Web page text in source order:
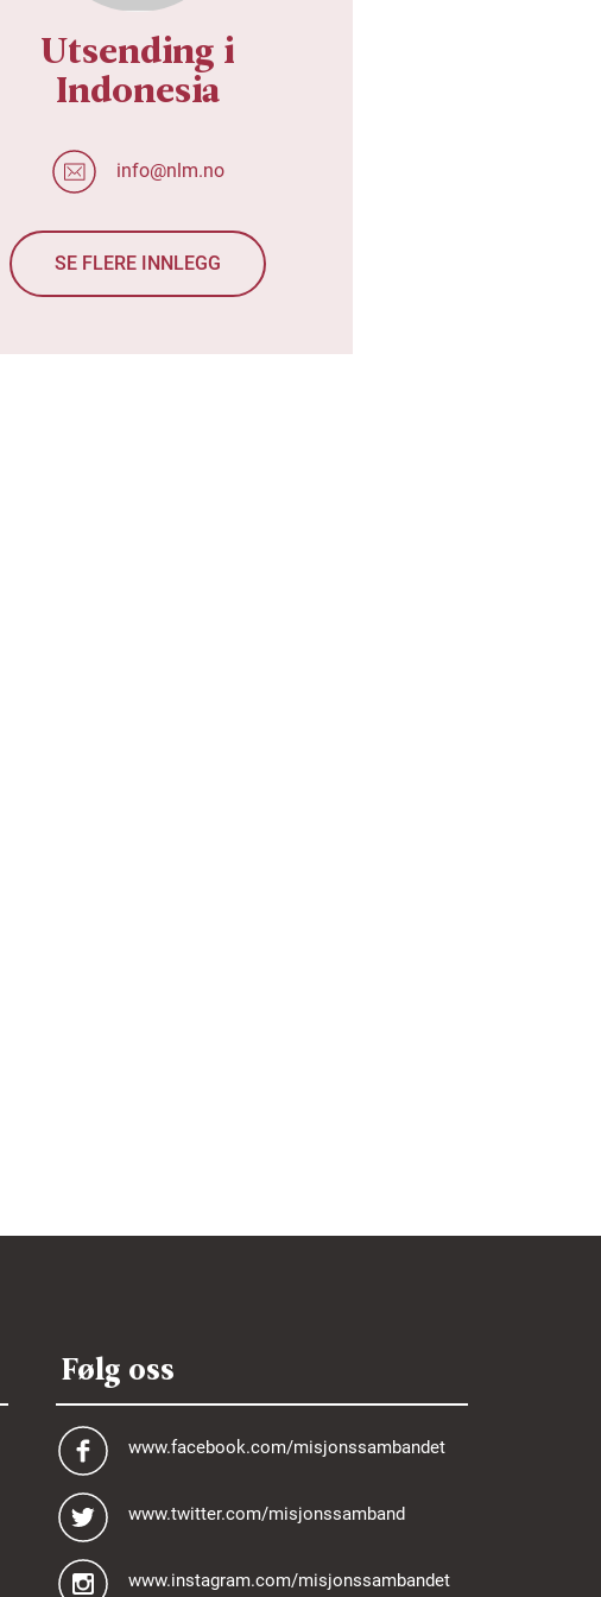
Utsending i
Indonesia
info@nlm.no
SE FLERE INNLEGG
Følg oss
www.facebook.com/misjonssambandet
www.twitter.com/misjonssamband
www.instagram.com/misjonssambandet